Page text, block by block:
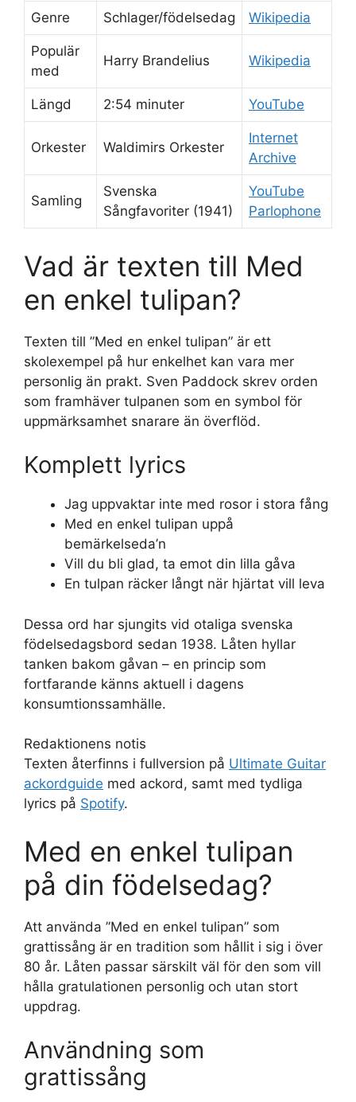
Genre Schlager/födelsedag Wikipedia
Populär
med
Harry Brandelius Wikipedia
Längd 2:54 minuter YouTube
Orkester Waldimirs Orkester
Internet
Archive
Samling
Svenska
Sångfavoriter (1941)
YouTube
Parlophone
Vad är texten till Med
en enkel tulipan?
Texten till ”Med en enkel tulipan” är ett
skolexempel på hur enkelhet kan vara mer
personlig än prakt. Sven Paddock skrev orden
som framhäver tulpanen som en symbol för
uppmärksamhet snarare än överflöd.
Komplett lyrics
Jag uppvaktar inte med rosor i stora fång
Med en enkel tulipan uppå
bemärkelseda’n
Vill du bli glad, ta emot din lilla gåva
En tulpan räcker långt när hjärtat vill leva
Dessa ord har sjungits vid otaliga svenska
födelsedagsbord sedan 1938. Låten hyllar
tanken bakom gåvan – en princip som
fortfarande känns aktuell i dagens
konsumtionssamhälle.
Redaktionens notis
Texten återfinns i fullversion på Ultimate Guitar
ackordguide med ackord, samt med tydliga
lyrics på Spotify.
Med en enkel tulipan
på din födelsedag?
Att använda ”Med en enkel tulipan” som
grattissång är en tradition som hållit i sig i över
80 år. Låten passar särskilt väl för den som vill
hålla gratulationen personlig och utan stort
uppdrag.
Användning som
grattissång